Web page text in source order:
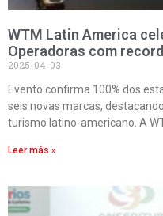
WTM Latin America
Operadoras com
2025-04-03
Evento confirma 100% dos
seis novas marcas,
turismo latino-americano. A
Leer más »